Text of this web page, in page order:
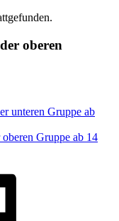
oberen
unteren Gruppe ab
Gruppe ab 14